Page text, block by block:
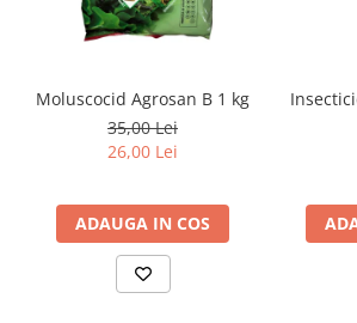
Moluscocid Agrosan B 1 kg
35,00 Lei
26,00 Lei
ADAUGA IN COS